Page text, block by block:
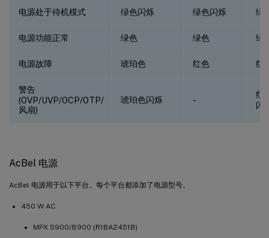
电源处于待机模式 绿色闪烁 绿色闪烁 绿
电源功能正常 绿色 绿色 绿
电源故障 琥珀色 红色 红
警告
(OVP/UVP/OCP/OTP/
风扇)
琥珀色闪烁 -
红
闪
AcBel 电源
AcBel 电源用于以下平台。每个平台都添加了电源型号。
450 W AC
MPX 5900/8900 (R1BA2451B)